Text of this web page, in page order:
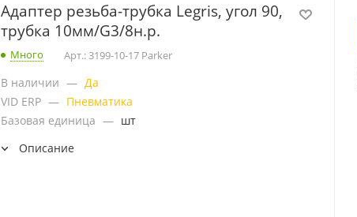
Адаптер резьба-трубка Legris, угол 90,
трубка 10мм/G3/8н.р.
Много Арт.: 3199-10-17 Parker
В наличии — Да
VID ERP — Пневматика
Базовая единица — шт
Описание